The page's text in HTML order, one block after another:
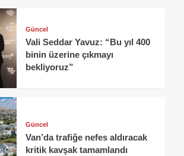
Güncel
Vali Seddar Yavuz: “Bu yıl 400
binin üzerine çıkmayı
bekliyoruz”
Güncel
Van’da trafiğe nefes aldıracak
kritik kavşak tamamlandı